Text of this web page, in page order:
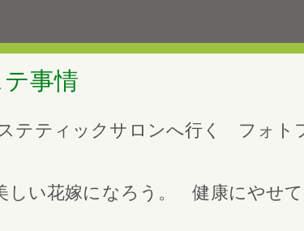
事情
テティックサロンへ行く フォト
い花嫁になろう。 健康にやせ